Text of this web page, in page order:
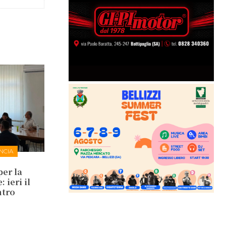
la
ieri il